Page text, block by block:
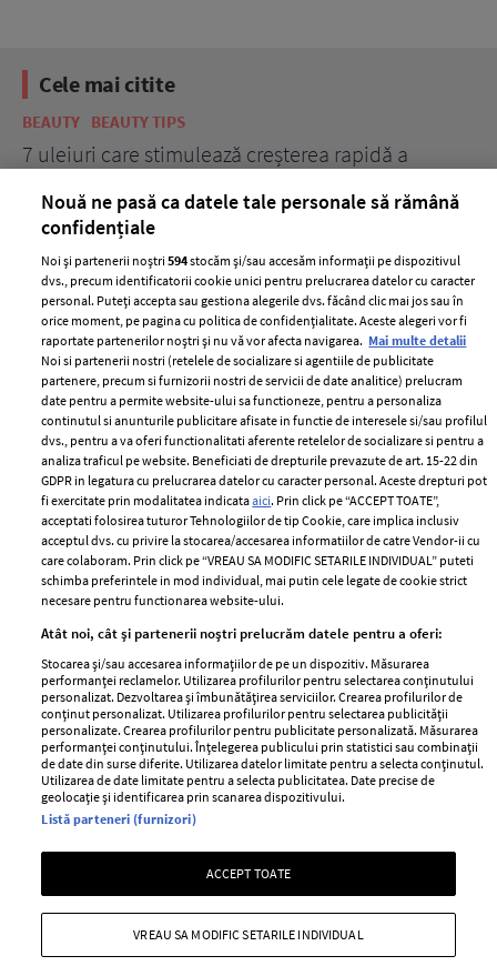
Cele mai citite
BEAUTY BEAUTY TIPS
7 uleiuri care stimulează creșterea rapidă a
ELLE Style Awards
2024
Despre ELLE
Romania
Contact
Abonamente
Termeni si conditii
Politica de
confidențialitate
Politica de cookies
Publicitate
GSP
Unica
Baby
Retete
femei
Viva
Avantaje
Retete practice
Pariază responsabil! Decizia ONJN nr. 821/25.09.2025.
Jocurile de noroc sunt interzise minorilor.
Copyright © 2026 Ringier Romania SRL
Nouă ne pasă ca datele tale personale să rămână
confidențiale
Noi și partenerii noștri594stocăm și/sau accesăm informații pe dispozitivul
dvs., precum identificatorii cookie unici pentru prelucrarea datelor cu caracter
personal. Puteți accepta sau gestiona alegerile dvs. făcând clic mai jos sau în
orice moment, pe pagina cu politica de confidențialitate. Aceste alegeri vor fi
raportate partenerilor noștri și nu vă vor afecta navigarea. Mai multe detalii
Noi si partenerii nostri (retelele de socializare si agentiile de publicitate
partenere, precum si furnizorii nostri de servicii de date analitice) prelucram
date pentru a permite website-ului sa functioneze, pentru a personaliza
continutul si anunturile publicitare afisate in functie de interesele si/sau profilul
dvs., pentru a va oferi functionalitati aferente retelelor de socializare si pentru a
analiza traficul pe website. Beneficiati de drepturile prevazute de art. 15-22 din
GDPR in legatura cu prelucrarea datelor cu caracter personal. Aceste drepturi pot
fi exercitate prin modalitatea indicataaici. Prin click pe “ACCEPT TOATE”,
acceptati folosirea tuturor Tehnologiilor de tip Cookie, care implica inclusiv
acceptul dvs. cu privire la stocarea/accesarea informatiilor de catre Vendor-ii cu
care colaboram. Prin click pe “VREAU SA MODIFIC SETARILE INDIVIDUAL” puteti
schimba preferintele in mod individual, mai putin cele legate de cookie strict
necesare pentru functionarea website-ului.
Atât noi, cât și partenerii noștri prelucrăm datele pentru a oferi:
Stocarea și/sau accesarea informațiilor de pe un dispozitiv. Măsurarea
performanței reclamelor. Utilizarea profilurilor pentru selectarea conținutului
personalizat. Dezvoltarea și îmbunătățirea serviciilor. Crearea profilurilor de
conținut personalizat. Utilizarea profilurilor pentru selectarea publicității
personalizate. Crearea profilurilor pentru publicitate personalizată. Măsurarea
performanței conținutului. Înțelegerea publicului prin statistici sau combinații
de date din surse diferite. Utilizarea datelor limitate pentru a selecta conținutul.
Utilizarea de date limitate pentru a selecta publicitatea. Date precise de
geolocație și identificarea prin scanarea dispozitivului.
Listă parteneri (furnizori)
ACCEPT TOATE
VREAU SA MODIFIC SETARILE INDIVIDUAL